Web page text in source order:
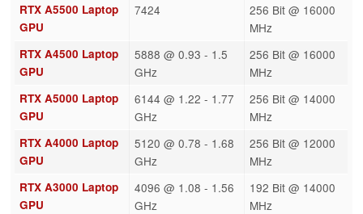
RTX A5500 Laptop
GPU
7424
256 Bit @ 16000
MHz
RTX A4500 Laptop
GPU
5888 @ 0.93 - 1.5
GHz
256 Bit @ 16000
MHz
RTX A5000 Laptop
GPU
6144 @ 1.22 - 1.77
GHz
256 Bit @ 14000
MHz
RTX A4000 Laptop
GPU
5120 @ 0.78 - 1.68
GHz
256 Bit @ 12000
MHz
RTX A3000 Laptop
GPU
4096 @ 1.08 - 1.56
GHz
192 Bit @ 14000
MHz